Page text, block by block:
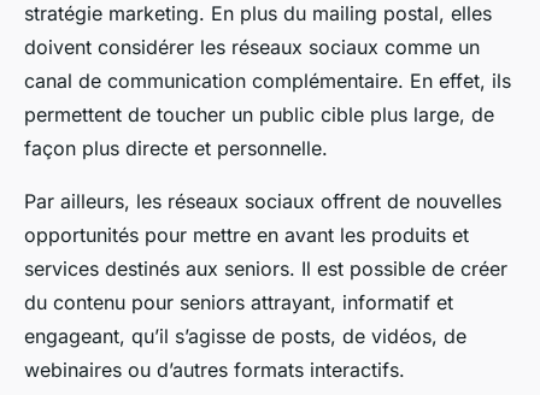
stratégie marketing. En plus du mailing postal, elles
doivent considérer les réseaux sociaux comme un
canal de communication complémentaire. En effet, ils
permettent de toucher un public cible plus large, de
façon plus directe et personnelle.
Par ailleurs, les réseaux sociaux offrent de nouvelles
opportunités pour mettre en avant les produits et
services destinés aux seniors. Il est possible de créer
du contenu pour seniors attrayant, informatif et
engageant, qu’il s’agisse de posts, de vidéos, de
webinaires ou d’autres formats interactifs.